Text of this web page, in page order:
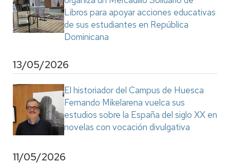
Libros para apoyar acciones educativas
de sus estudiantes en República
Dominicana
13/05/2026
El historiador del Campus de Huesca
Fernando Mikelarena vuelca sus
estudios sobre la España del siglo XX en
novelas con vocación divulgativa
11/05/2026